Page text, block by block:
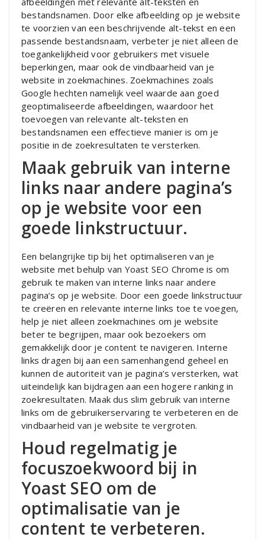
bestandsnamen. Door elke afbeelding op je website
te voorzien van een beschrijvende alt-tekst en een
passende bestandsnaam, verbeter je niet alleen de
toegankelijkheid voor gebruikers met visuele
beperkingen, maar ook de vindbaarheid van je
website in zoekmachines. Zoekmachines zoals
Google hechten namelijk veel waarde aan goed
geoptimaliseerde afbeeldingen, waardoor het
toevoegen van relevante alt-teksten en
bestandsnamen een effectieve manier is om je
positie in de zoekresultaten te versterken.
Maak gebruik van interne
links naar andere pagina’s
op je website voor een
goede linkstructuur.
Een belangrijke tip bij het optimaliseren van je
website met behulp van Yoast SEO Chrome is om
gebruik te maken van interne links naar andere
pagina’s op je website. Door een goede linkstructuur
te creëren en relevante interne links toe te voegen,
help je niet alleen zoekmachines om je website
beter te begrijpen, maar ook bezoekers om
gemakkelijk door je content te navigeren. Interne
links dragen bij aan een samenhangend geheel en
kunnen de autoriteit van je pagina’s versterken, wat
uiteindelijk kan bijdragen aan een hogere ranking in
zoekresultaten. Maak dus slim gebruik van interne
links om de gebruikerservaring te verbeteren en de
vindbaarheid van je website te vergroten.
Houd regelmatig je
focuszoekwoord bij in
Yoast SEO om de
optimalisatie van je
content te verbeteren.